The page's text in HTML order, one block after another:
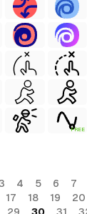
FREE
4 5 6 7
17 18 19 20